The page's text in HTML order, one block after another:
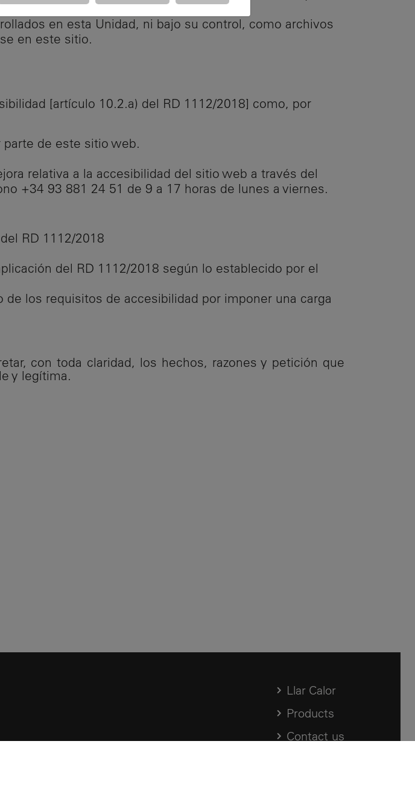
en esta Unidad, ni bajo su control, como archivos
en este sitio.
[artículo 10.2.a) del RD 1112/2018] como, por
de este sitio web.
relativa a la accesibilidad del sitio web a través del
+34 93 881 24 51 de 9 a 17 horas de lunes a viernes.
RD 1112/2018
del RD 1112/2018 según lo establecido por el
los requisitos de accesibilidad por imponer una carga
con toda claridad, los hechos, razones y petición que
y legítima.
Llar Calor
Products
Contact us